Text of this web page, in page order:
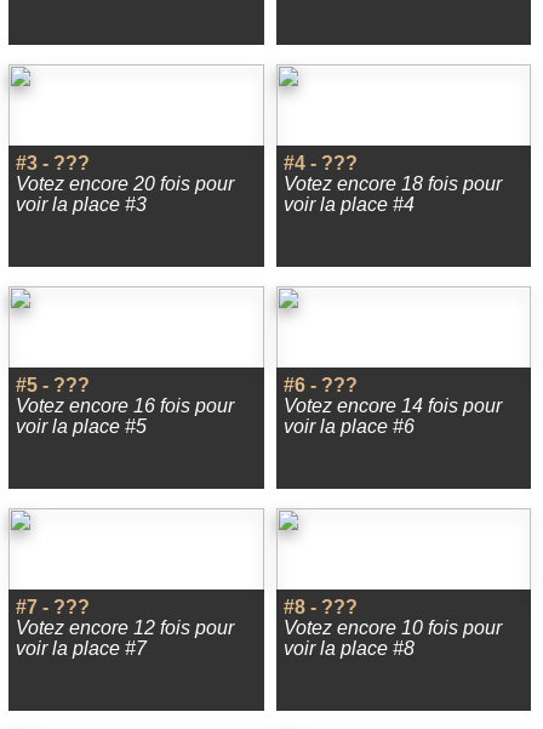
#3 - ???
Votez encore 20 fois pour
voir la place #3
#4 - ???
Votez encore 18 fois pour
voir la place #4
#5 - ???
Votez encore 16 fois pour
voir la place #5
#6 - ???
Votez encore 14 fois pour
voir la place #6
#7 - ???
Votez encore 12 fois pour
voir la place #7
#8 - ???
Votez encore 10 fois pour
voir la place #8